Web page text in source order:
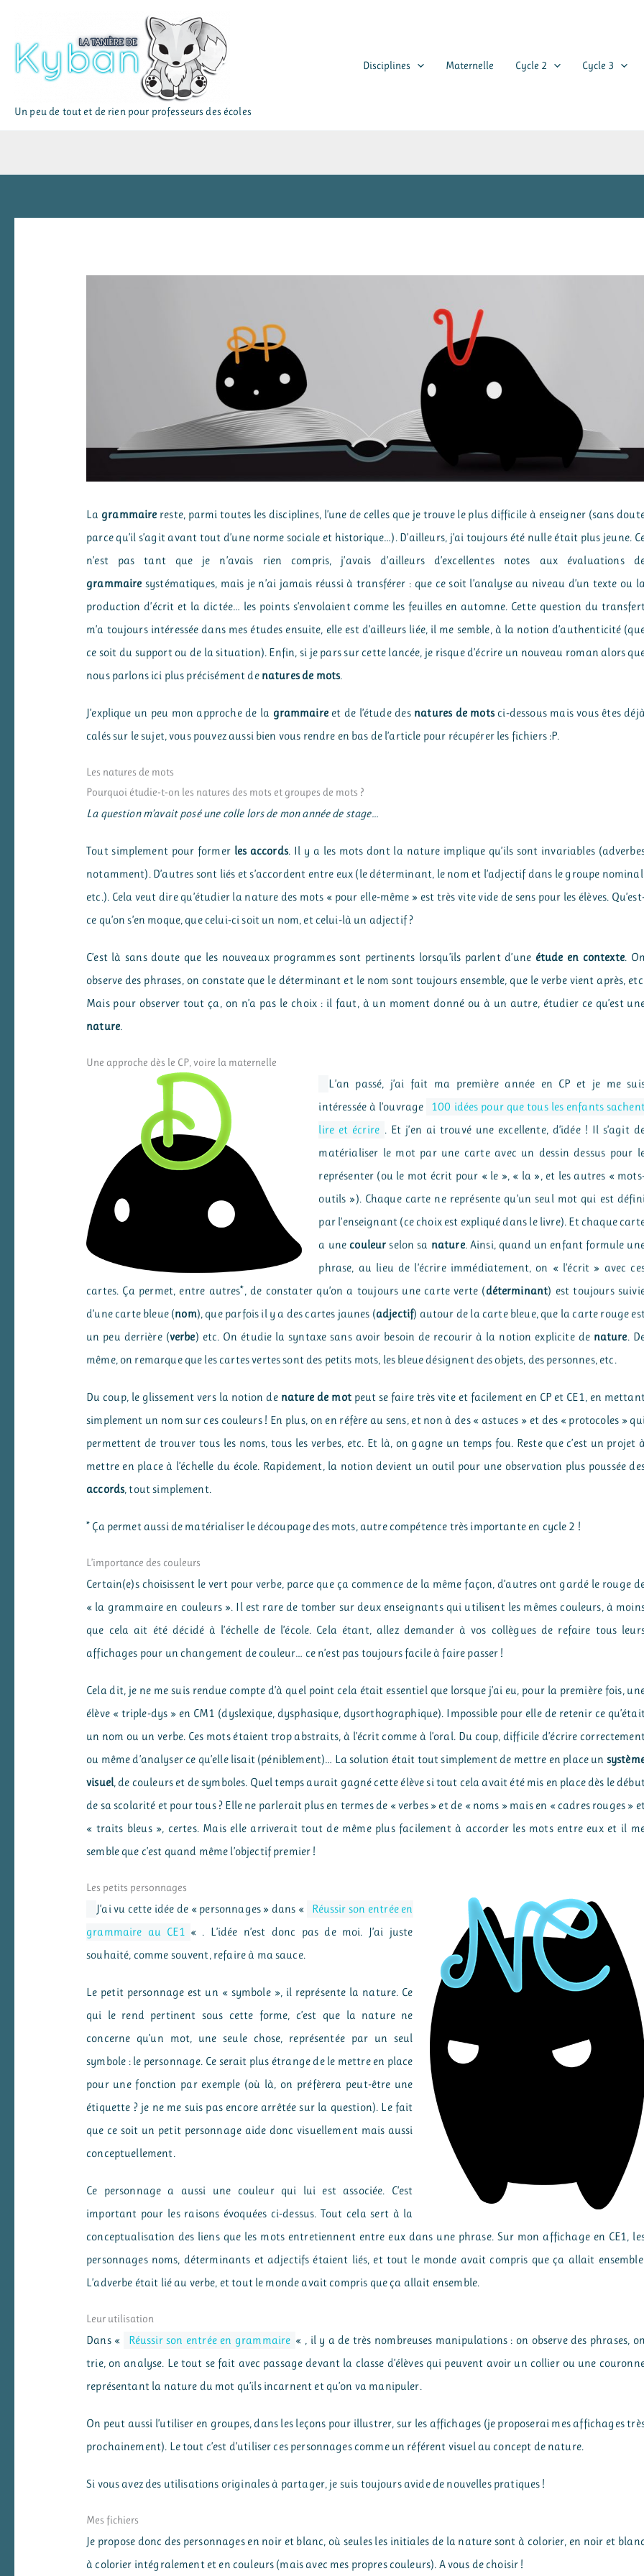
contenu
Un peu de tout et de rien pour professeurs des écoles
Disciplines Maternelle Cycle 2 Cycle 3
La grammaire reste, parmi toutes les disciplines, l’une de celles que je trouve le plus difficile à enseigner (sans
parce qu’il s’agit avant tout d’une norme sociale et historique…). D’ailleurs, j’ai toujours été nulle était plus jeune.
n’est pas tant que je n’avais rien compris, j’avais d’ailleurs d’excellentes notes aux évaluations
grammaire systématiques, mais je n’ai jamais réussi à transférer : que ce soit l’analyse au niveau d’un texte ou la
production d’écrit et la dictée… les points s’envolaient comme les feuilles en automne. Cette question du
m’a toujours intéressée dans mes études ensuite, elle est d’ailleurs liée, il me semble, à la notion d’authenticité
ce soit du support ou de la situation). Enfin, si je pars sur cette lancée, je risque d’écrire un nouveau roman alors
nous parlons ici plus précisément de natures de mots.
J’explique un peu mon approche de la grammaireet de l’étude des natures de motsci-dessous mais vous êtes déjà
calés sur le sujet, vous pouvez aussi bien vous rendre en bas de l’article pour récupérer les fichiers :P.
Les natures de mots
Pourquoi étudie-t-on les natures des mots et groupes de mots ?
La question m’avait posé une colle lors de mon année de stage…
Tout simplement pour former les accords. Il y a les mots dont la nature implique qu’ils sont invariables
notamment). D’autres sont liés et s’accordent entre eux (le déterminant, le nom et l’adjectif dans le groupe
etc.). Cela veut dire qu’étudier la nature des mots « pour elle-même » est très vite vide de sens pour les élèves.
ce qu’on s’en moque, que celui-ci soit un nom, et celui-là un adjectif ?
C’est là sans doute que les nouveaux programmes sont pertinents lorsqu’ils parlent d’une étude en contexte. On
observe des phrases, on constate que le déterminant et le nom sont toujours ensemble, que le verbe vient après,
Mais pour observer tout ça, on n’a pas le choix : il faut, à un moment donné ou à un autre, étudier ce qu’est
nature.
Une approche dès le CP, voire la maternelle
L’an passé, j’ai fait ma première année en CP et je me
intéressée à l’ouvrage
100 idées pour que tous les enfants
lire et écrire . Et j’en ai trouvé une excellente, d’idée ! Il s’agit
matérialiser le mot par une carte avec un dessin dessus pour
représenter (ou le mot écrit pour « le », « la », et les autres «
outils »). Chaque carte ne représente qu’un seul mot qui est
par l’enseignant (ce choix est expliqué dans le livre). Et chaque
a unecouleur selon sa nature. Ainsi, quand un enfant formule
phrase, au lieu de l’écrire immédiatement, on « l’écrit » avec
cartes. Ça permet, entre autres*, de constater qu’on a toujours une carte verte (déterminant) est toujours
d’une carte bleue (nom), que parfois il y a des cartes jaunes (adjectif) autour de la carte bleue, que la carte rouge
un peu derrière (verbe) etc. On étudie la syntaxe sans avoir besoin de recourir à la notion explicite de nature.
même, on remarque que les cartes vertes sont des petits mots, les bleue désignent des objets, des personnes, etc.
Du coup, le glissement vers la notion de nature de motpeut se faire très vite et facilement en CP et CE1, en
simplement un nom sur ces couleurs ! En plus, on en réfère au sens, et non à des « astuces » et des « protocoles »
permettent de trouver tous les noms, tous les verbes, etc. Et là, on gagne un temps fou. Reste que c’est un projet à
mettre en place à l’échelle du école. Rapidement, la notion devient un outil pour une observation plus poussée
accords, tout simplement.
* Ça permet aussi de matérialiser le découpage des mots, autre compétence très importante en cycle 2 !
L’importance des couleurs
Certain(e)s choisissent le vert pour verbe, parce que ça commence de la même façon, d’autres ont gardé le rouge
« la grammaire en couleurs ». Il est rare de tomber sur deux enseignants qui utilisent les mêmes couleurs, à
que cela ait été décidé à l’échelle de l’école. Cela étant, allez demander à vos collègues de refaire tous
affichages pour un changement de couleur… ce n’est pas toujours facile à faire passer !
Cela dit, je ne me suis rendue compte d’à quel point cela était essentiel que lorsque j’ai eu, pour la première fois,
élève « triple-dys » en CM1 (dyslexique, dysphasique, dysorthographique). Impossible pour elle de retenir ce
un nom ou un verbe. Ces mots étaient trop abstraits, à l’écrit comme à l’oral. Du coup, difficile d’écrire
ou même d’analyser ce qu’elle lisait (péniblement)… La solution était tout simplement de mettre en place un
visuel, de couleurs et de symboles. Quel temps aurait gagné cette élève si tout cela avait été mis en place dès le
de sa scolarité et pour tous ? Elle ne parlerait plus en termes de « verbes » et de « noms » mais en « cadres rouges »
« traits bleus », certes. Mais elle arriverait tout de même plus facilement à accorder les mots entre eux et il
semble que c’est quand même l’objectif premier !
Les petits personnages
J’ai vu cette idée de « personnages » dans «
Réussir son entrée en
grammaire au CE1 « . L’idée n’est donc pas de moi. J’ai juste
souhaité, comme souvent, refaire à ma sauce.
Le petit personnage est un « symbole », il représente la nature. Ce
qui le rend pertinent sous cette forme, c’est que la nature ne
concerne qu’un mot, une seule chose, représentée par un seul
symbole : le personnage. Ce serait plus étrange de le mettre en place
pour une fonction par exemple (où là, on préfèrera peut-être une
étiquette ? je ne me suis pas encore arrêtée sur la question). Le fait
que ce soit un petit personnage aide donc visuellement mais aussi
conceptuellement.
Ce personnage a aussi une couleur qui lui est associée. C’est
important pour les raisons évoquées ci-dessus. Tout cela sert à la
conceptualisation des liens que les mots entretiennent entre eux dans une phrase. Sur mon affichage en CE1,
personnages noms, déterminants et adjectifs étaient liés, et tout le monde avait compris que ça allait
L’adverbe était lié au verbe, et tout le monde avait compris que ça allait ensemble.
Leur utilisation
Dans «
Réussir son entrée en grammaire « , il y a de très nombreuses manipulations : on observe des phrases, on
trie, on analyse. Le tout se fait avec passage devant la classe d’élèves qui peuvent avoir un collier ou une
représentant la nature du mot qu’ils incarnent et qu’on va manipuler.
On peut aussi l’utiliser en groupes, dans les leçons pour illustrer, sur les affichages (je proposerai mes affichages
prochainement). Le tout c’est d’utiliser ces personnages comme un référent visuel au concept de nature.
Si vous avez des utilisations originales à partager, je suis toujours avide de nouvelles pratiques !
Mes fichiers
Je propose donc des personnages en noir et blanc, où seules les initiales de la nature sont à colorier, en noir et blanc
à colorier intégralement et en couleurs (mais avec mes propres couleurs). A vous de choisir !